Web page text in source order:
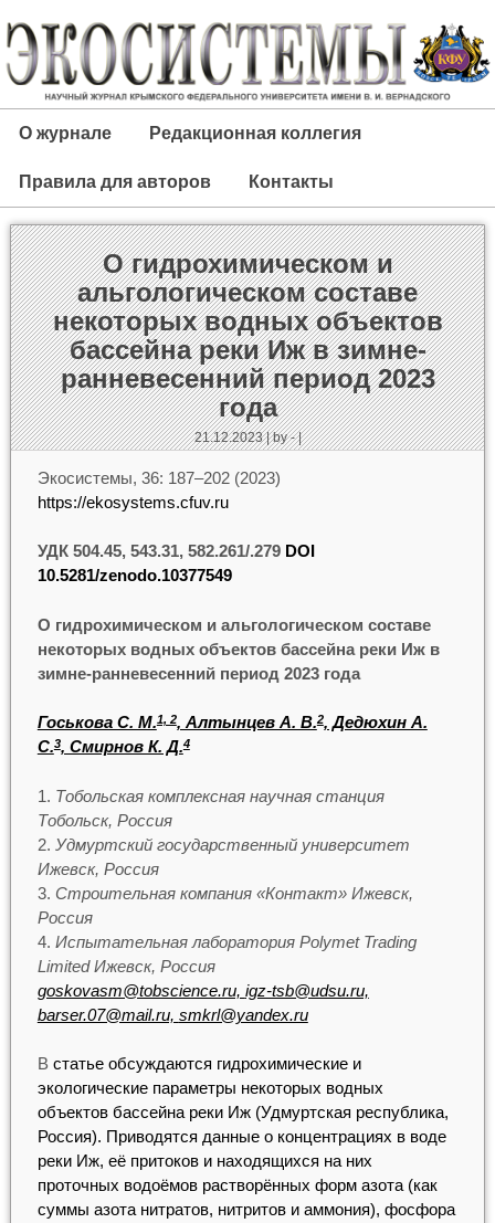
О журнале Редакционная коллегия
Правила для авторов Контакты
О гидрохимическом и
альгологическом составе
некоторых водных объектов
бассейна реки Иж в зимне-
ранневесенний период 2023
года
21.12.2023 | by - |
Экосистемы, 36: 187–202 (2023)
https://ekosystems.cfuv.ru
УДК 504.45, 543.31, 582.261/.279 DOI
10.5281/zenodo.10377549
О гидрохимическом и альгологическом составе
некоторых водных объектов бассейна реки Иж в
зимне-ранневесенний период 2023 года
Госькова С. М.1, 2, Алтынцев А. В.2, Дедюхин А.
С.3, Смирнов К. Д.4
Тобольская комплексная научная станция
Тобольск, Россия
Удмуртский государственный университет
Ижевск, Россия
Строительная компания «Контакт» Ижевск,
Россия
Испытательная лаборатория Polymet Trading
Limited Ижевск, Россия
goskovasm@tobscience.ru, igz-tsb@udsu.ru,
barser.07@mail.ru, smkrl@yandex.ru
В статье обсуждаются гидрохимические и
экологические параметры некоторых водных
объектов бассейна реки Иж (Удмуртская республика,
Россия). Приводятся данные о концентрациях в воде
реки Иж, её притоков и находящихся на них
проточных водоёмов растворённых форм азота (как
суммы азота нитратов, нитритов и аммония), фосфора